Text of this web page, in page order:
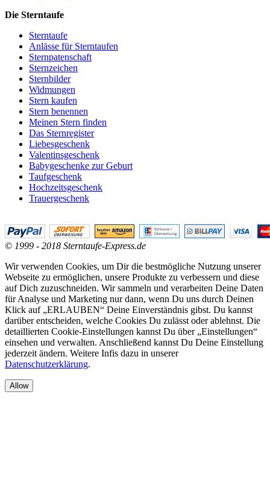
Die Sterntaufe
Sterntaufe
Anlässe für Sterntaufen
Sternpatenschaft
Sternzeichen
Sternbilder
Widmungen
Stern kaufen
Stern benennen
Meinen Stern finden
Das Sternregister
Liebesgeschenk
Valentinsgeschenk
Babygeschenke zur Geburt
Taufgeschenk
Hochzeitsgeschenk
Trauergeschenk
© 1999 - 2018 Sterntaufe-Express.de
Wir verwenden Cookies, um Dir die bestmögliche Nutzung unserer
Webseite zu ermöglichen, unsere Produkte zu verbessern und diese
auf Dich zuzuschneiden. Wir sammeln und verarbeiten Deine Daten
für Analyse und Marketing nur dann, wenn Du uns durch Deinen
Klick auf „ERLAUBEN“ Deine Einverständnis gibst. Du kannst
darüber entscheiden, welche Cookies Du zulässt oder ablehnst. Die
detaillierten Cookie-Einstellungen kannst Du über „Einstellungen“
einsehen und verwalten. Anschließend kannst Du Deine Einstellung
jederzeit ändern. Weitere Infis dazu in unserer
Datenschutzerklärung.
Allow